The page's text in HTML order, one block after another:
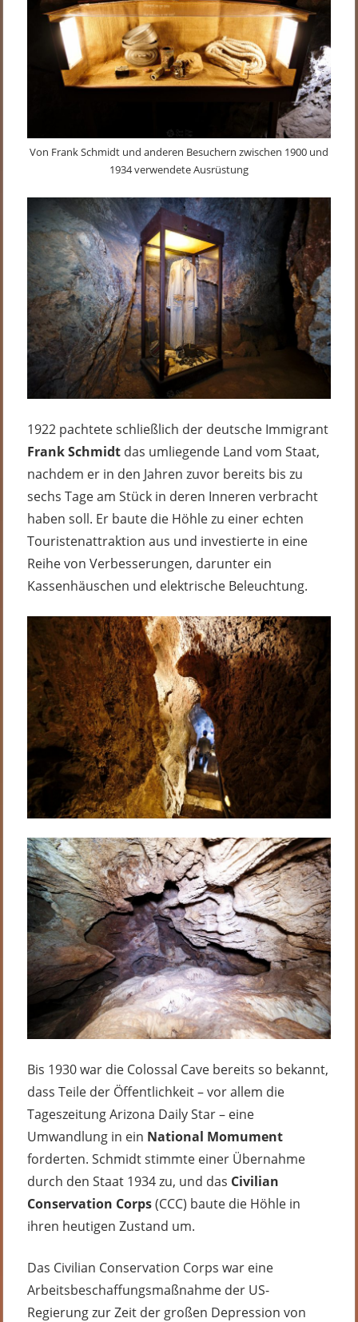
Von Frank Schmidt und anderen Besuchern zwischen 1900 und
1934 verwendete Ausrüstung
1922 pachtete schließlich der deutsche Immigrant
Frank Schmidt das umliegende Land vom Staat,
nachdem er in den Jahren zuvor bereits bis zu
sechs Tage am Stück in deren Inneren verbracht
haben soll. Er baute die Höhle zu einer echten
Touristenattraktion aus und investierte in eine
Reihe von Verbesserungen, darunter ein
Kassenhäuschen und elektrische Beleuchtung.
Bis 1930 war die Colossal Cave bereits so bekannt,
dass Teile der Öffentlichkeit – vor allem die
Tageszeitung Arizona Daily Star – eine
Umwandlung in ein National Momument
forderten. Schmidt stimmte einer Übernahme
durch den Staat 1934 zu, und das Civilian
Conservation Corps(CCC) baute die Höhle in
ihren heutigen Zustand um.
Das Civilian Conservation Corps war eine
Arbeitsbeschaffungsmaßnahme der US-
Regierung zur Zeit der großen Depression von